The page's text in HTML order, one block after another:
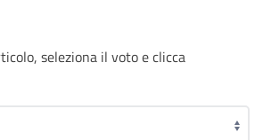
seleziona il voto e clicca